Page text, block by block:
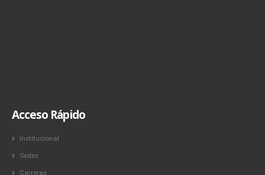
Acceso Rápido
Institucional
Sedes
Carreras